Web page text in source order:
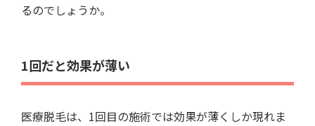
るのでしょうか。
1回だと効果が薄い
医療脱毛は、1回目の施術では効果が薄くしか現れま